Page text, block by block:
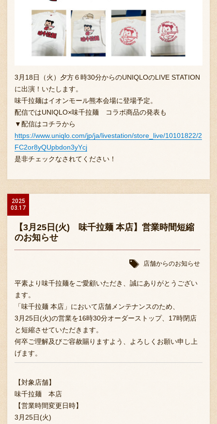
3月18日（火）夕方６時30分からのUNIQLOのLIVE STATION
に出演！いたします。
味千拉麺はイオンモール熊本会場に登場予定。
配信ではUNIQLO×味千拉麺 コラボ商品の発表も
▼配信はコチラから
https://www.uniqlo.com/jp/ja/livestation/store_live/10101822/2
FC2or8yQUpbdon3yYcj
是非チェックなされてください！
2025
03.17
【3月25日(火) 味千拉麺 本店】営業時間短縮
のお知らせ
店舗からのお知らせ
平素より味千拉麺をご愛顧いただき、誠にありがとうござい
ます。
「味千拉麺 本店」において店舗メンテナンスのため、
3月25日(火)の営業を16時30分オーダーストップ、17時閉店
と短縮させていただきます。
何卒ご理解及びご容赦賜りますよう、よろしくお願い申し上
げます。
【対象店舗】
味千拉麺 本店
【営業時間変更日時】
3月25日(火)